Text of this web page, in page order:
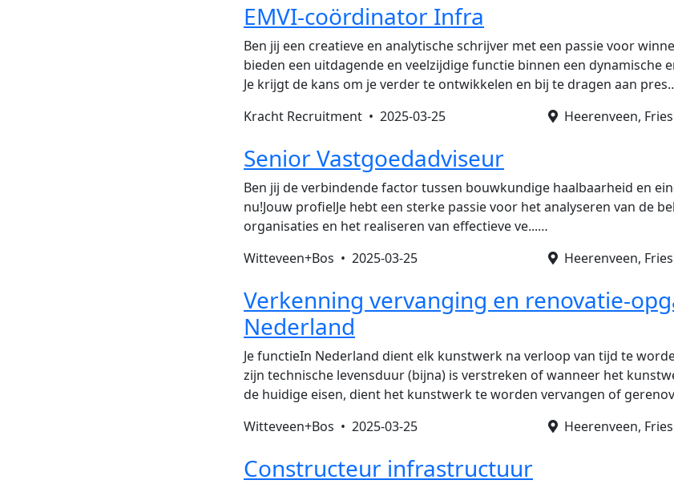
EMVI-coördinator Infra
Ben jij een creatieve en analytische schrijver met een passie voor
bieden een uitdagende en veelzijdige functie binnen een dynamische
Je krijgt de kans om je verder te ontwikkelen en bij te dragen aan
Kracht Recruitment • 2025-03-25 Heerenveen,
Senior Vastgoedadviseur
Ben jij de verbindende factor tussen bouwkundige haalbaarheid en
nu!Jouw profielJe hebt een sterke passie voor het analyseren van de
organisaties en het realiseren van effectieve ve...…
Witteveen+Bos • 2025-03-25 Heerenveen,
Verkenning vervanging en renovatie-
Nederland
Je functieIn Nederland dient elk kunstwerk na verloop van tijd te
zijn technische levensduur (bijna) is verstreken of wanneer het
de huidige eisen, dient het kunstwerk te worden vervangen of
Witteveen+Bos • 2025-03-25 Heerenveen,
Constructeur infrastructuur